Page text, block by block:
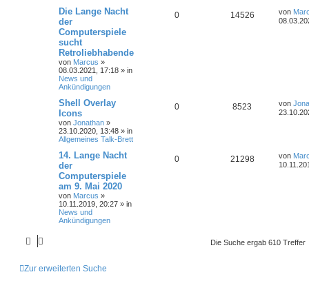
Die Lange Nacht
der
Computerspiele
sucht
Retroliebhabende
von Marcus »
08.03.2021, 17:18 » in
News und
Ankündigungen
0 14526 von
Shell Overlay
Icons
von Jonathan »
23.10.2020, 13:48 » in
Allgemeines Talk-Brett
0 8523 von
14. Lange Nacht
der
Computerspiele
am 9. Mai 2020
von Marcus »
10.11.2019, 20:27 » in
News und
Ankündigungen
0 21298 von
Die Suche ergab 610 Treffer
Zur erweiterten Suche